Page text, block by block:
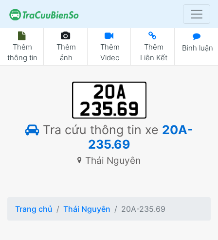
Thêm
thông tin
Thêm
ảnh
Thêm
Video
Thêm
Liên Kết
Bình luận
Tra cứu thông tin xe 20A-
235.69
Thái Nguyên
Trang chủ Thái Nguyên 20A-235.69